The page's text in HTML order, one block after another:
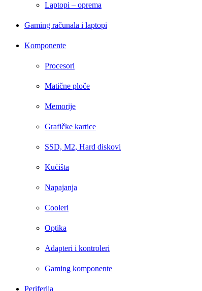
Laptopi – oprema
Gaming računala i laptopi
Komponente
Procesori
Matične ploče
Memorije
Grafičke kartice
SSD, M2, Hard diskovi
Kućišta
Napajanja
Cooleri
Optika
Adapteri i kontroleri
Gaming komponente
Periferija